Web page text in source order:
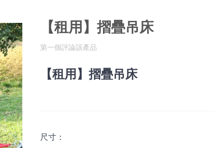
【租用】摺疊吊床
第一個評論該產品
【租用】摺疊吊床
尺寸：